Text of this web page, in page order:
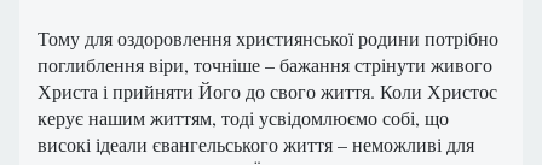
Тому для оздоровлення християнської родини потрібно
поглиблення віри, точніше – бажання стрінути живого
Христа і прийняти Його до свого життя. Коли Христос
керує нашим життям, тоді усвідомлюємо собі, що
високі ідеали євангельського життя – неможливі для